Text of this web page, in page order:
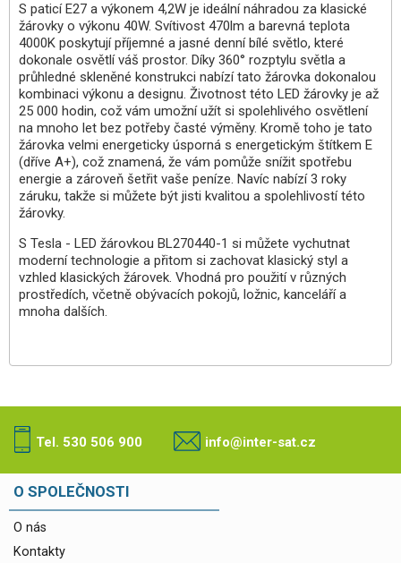
S paticí E27 a výkonem 4,2W je ideální náhradou za klasické
žárovky o výkonu 40W. Svítivost 470lm a barevná teplota
4000K poskytují příjemné a jasné denní bílé světlo, které
dokonale osvětlí váš prostor. Díky 360° rozptylu světla a
průhledné skleněné konstrukci nabízí tato žárovka dokonalou
kombinaci výkonu a designu. Životnost této LED žárovky je až
25 000 hodin, což vám umožní užít si spolehlivého osvětlení
na mnoho let bez potřeby časté výměny. Kromě toho je tato
žárovka velmi energeticky úsporná s energetickým štítkem E
(dříve A+), což znamená, že vám pomůže snížit spotřebu
energie a zároveň šetřit vaše peníze. Navíc nabízí 3 roky
záruku, takže si můžete být jisti kvalitou a spolehlivostí této
žárovky.
S Tesla - LED žárovkou BL270440-1 si můžete vychutnat
moderní technologie a přitom si zachovat klasický styl a
vzhled klasických žárovek. Vhodná pro použití v různých
prostředích, včetně obývacích pokojů, ložnic, kanceláří a
mnoha dalších.
Tel. 530 506 900 info@inter-sat.cz
O SPOLEČNOSTI
O nás
Kontakty